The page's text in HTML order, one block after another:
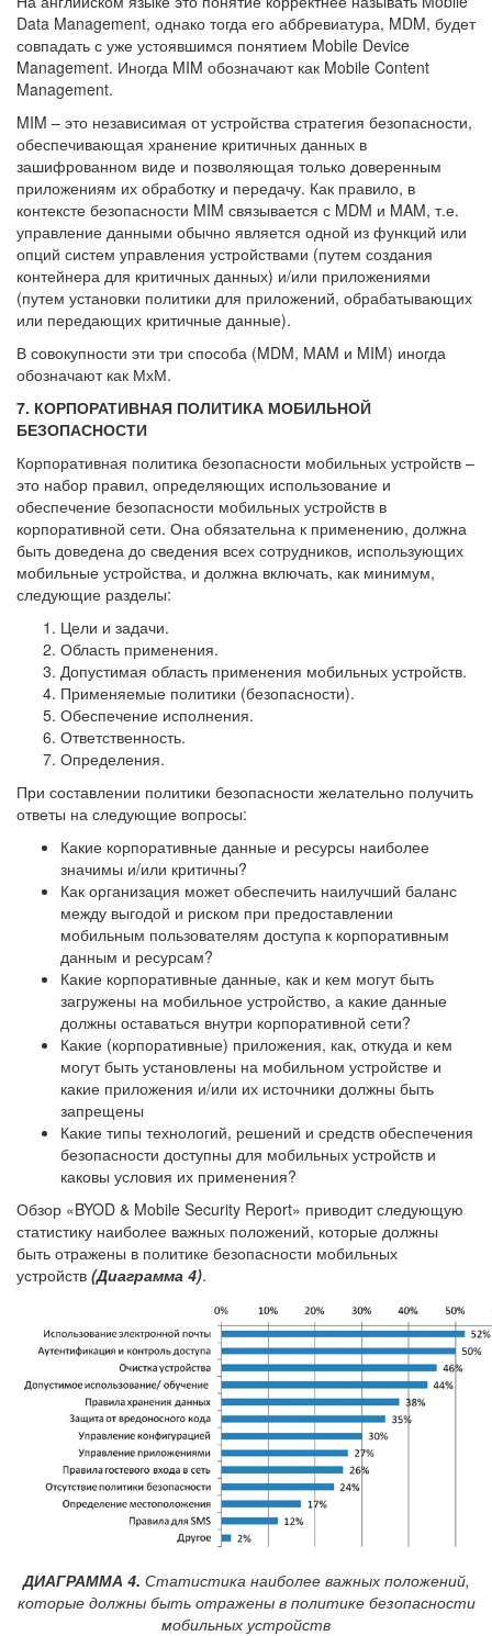
Data Management, однако тогда его аббревиатура, MDM, будет
совпадать с уже устоявшимся понятием Mobile Device
Management. Иногда MIM обозначают как Mobile Content
Management.
MIM – это независимая от устройства стратегия безопасности,
обеспечивающая хранение критичных данных в
зашифрованном виде и позволяющая только доверенным
приложениям их обработку и передачу. Как правило, в
контексте безопасности MIM связывается с MDM и MAM, т.е.
управление данными обычно является одной из функций или
опций систем управления устройствами (путем создания
контейнера для критичных данных) и/или приложениями
(путем установки политики для приложений, обрабатывающих
или передающих критичные данные).
В совокупности эти три способа (MDM, MAM и MIM) иногда
обозначают как МхМ.
7. КОРПОРАТИВНАЯ ПОЛИТИКА МОБИЛЬНОЙ
БЕЗОПАСНОСТИ
Корпоративная политика безопасности мобильных устройств –
это набор правил, определяющих использование и
обеспечение безопасности мобильных устройств в
корпоративной сети. Она обязательна к применению, должна
быть доведена до сведения всех сотрудников, использующих
мобильные устройства, и должна включать, как минимум,
следующие разделы:
Цели и задачи.
Область применения.
Допустимая область применения мобильных устройств.
Применяемые политики (безопасности).
Обеспечение исполнения.
Ответственность.
Определения.
При составлении политики безопасности желательно получить
ответы на следующие вопросы:
Какие корпоративные данные и ресурсы наиболее
значимы и/или критичны?
Как организация может обеспечить наилучший баланс
между выгодой и риском при предоставлении
мобильным пользователям доступа к корпоративным
данным и ресурсам?
Какие корпоративные данные, как и кем могут быть
загружены на мобильное устройство, а какие данные
должны оставаться внутри корпоративной сети?
Какие (корпоративные) приложения, как, откуда и кем
могут быть установлены на мобильном устройстве и
какие приложения и/или их источники должны быть
запрещены
Какие типы технологий, решений и средств обеспечения
безопасности доступны для мобильных устройств и
каковы условия их применения?
Обзор «BYOD & Mobile Security Report» приводит следующую
статистику наиболее важных положений, которые должны
быть отражены в политике безопасности мобильных
устройств (Диаграмма 4).
ДИАГРАММА 4. Статистика наиболее важных положений,
которые должны быть отражены в политике безопасности
мобильных устройств